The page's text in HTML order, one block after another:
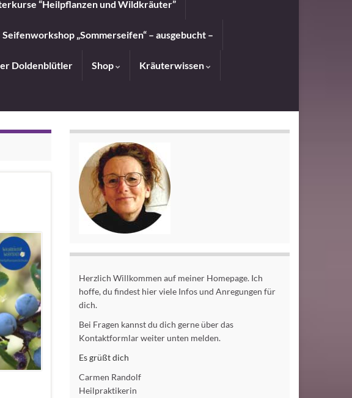
“Heilpflanzen und Wildkräuter”
Seifenworkshop „Sommerseifen“ – ausgebucht –
Doldenblütler Shop Kräuterwissen
Herzlich Willkommen auf meiner Homepage. Ich
hoffe, du findest hier viele Infos und Anregungen für
dich.
Bei Fragen kannst du dich gerne über das
Kontaktformlar weiter unten melden.
Es grüßt dich
Carmen Randolf
Heilpraktikerin